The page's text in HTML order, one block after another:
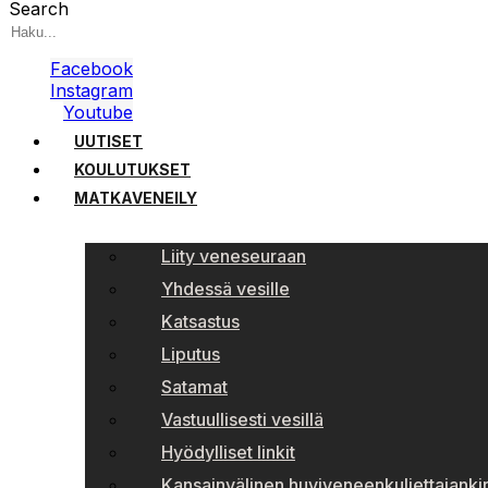
Search
Facebook
Instagram
Youtube
UUTISET
KOULUTUKSET
MATKAVENEILY
Liity veneseuraan
Yhdessä vesille
Katsastus
Liputus
Satamat
Vastuullisesti vesillä
Hyödylliset linkit